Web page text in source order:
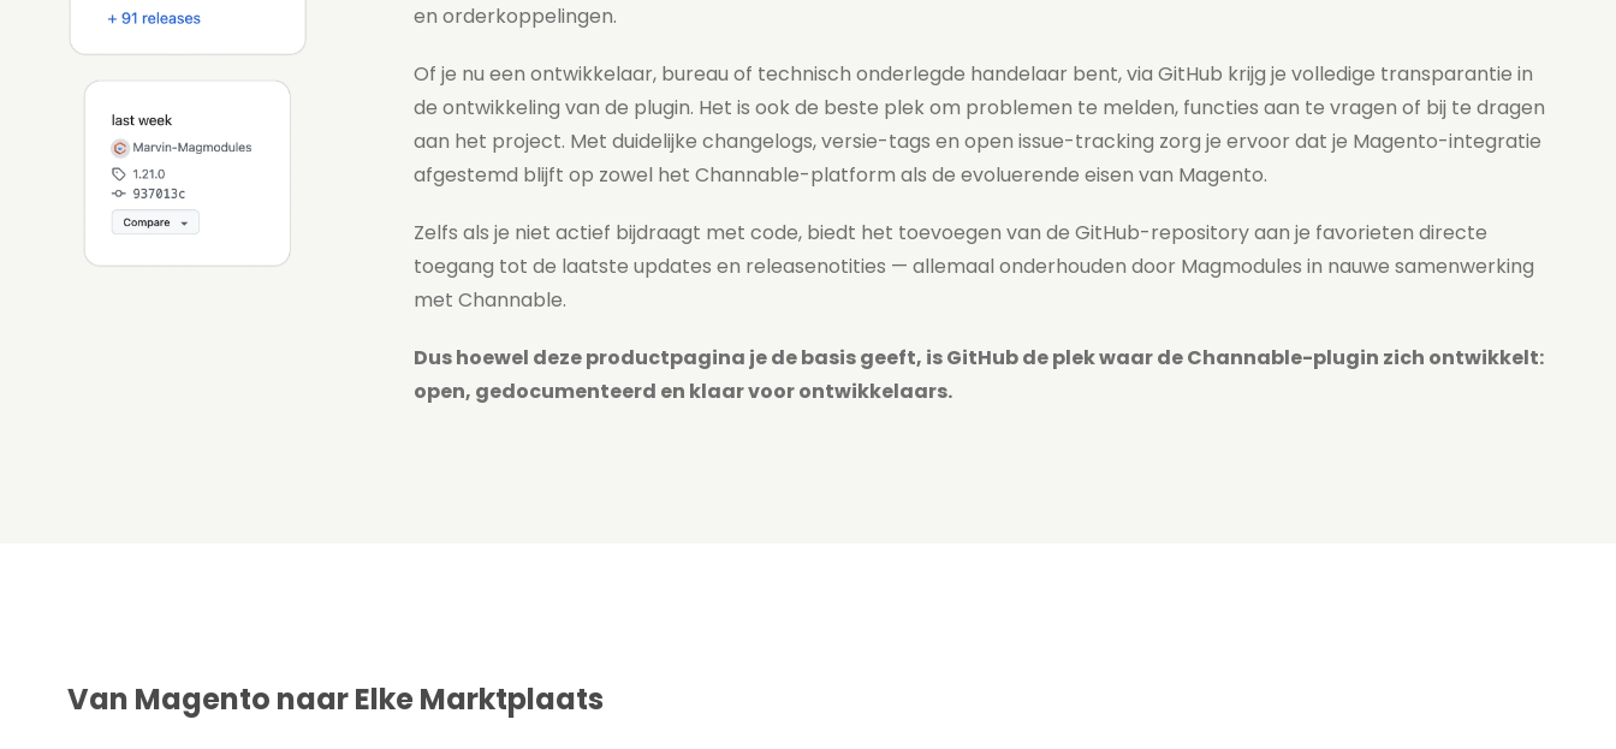
en orderkoppelingen.
Of je nu een ontwikkelaar, bureau of technisch onderlegde handelaar bent, via GitHub krijg je volledige transparantie in
de ontwikkeling van de plugin. Het is ook de beste plek om problemen te melden, functies aan te vragen of bij te dragen
aan het project. Met duidelijke changelogs, versie-tags en open issue-tracking zorg je ervoor dat je Magento-integratie
afgestemd blijft op zowel het Channable-platform als de evoluerende eisen van Magento.
Zelfs als je niet actief bijdraagt met code, biedt het toevoegen van de GitHub-repository aan je favorieten directe
toegang tot de laatste updates en releasenotities — allemaal onderhouden door Magmodules in nauwe samenwerking
met Channable.
Dus hoewel deze productpagina je de basis geeft, is GitHub de plek waar de Channable-plugin zich ontwikkelt:
open, gedocumenteerd en klaar voor ontwikkelaars.
Van Magento naar Elke Marktplaats